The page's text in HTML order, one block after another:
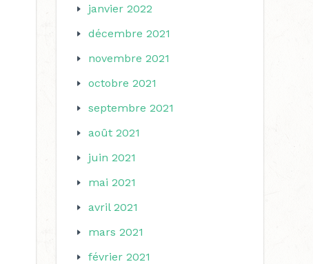
janvier 2022
décembre 2021
novembre 2021
octobre 2021
septembre 2021
août 2021
juin 2021
mai 2021
avril 2021
mars 2021
février 2021